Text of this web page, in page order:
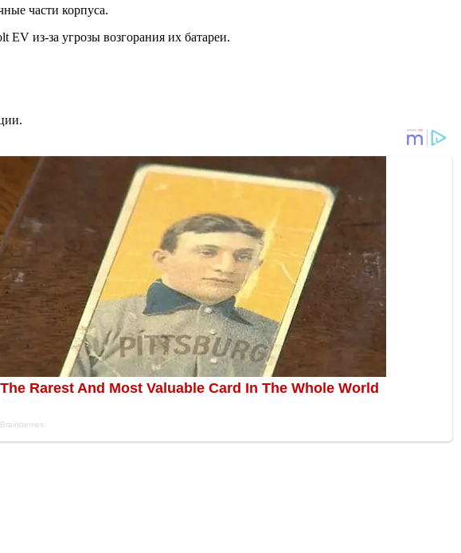
части корпуса.
EV из-за угрозы возгорания их батареи.